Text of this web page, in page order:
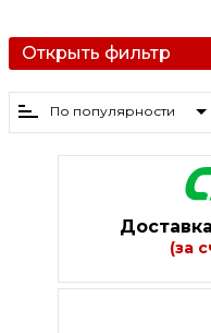
Открыть фильтр
По популярности
(за